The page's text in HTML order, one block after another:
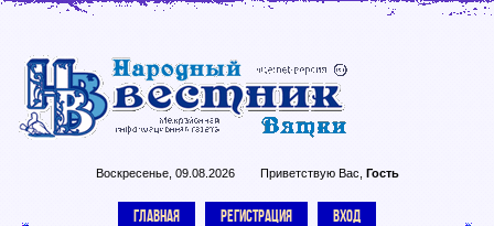
Воскресенье, 09.08.2026 Приветствую Вас Гость
ГЛАВНАЯ РЕГИСТРАЦИЯ ВХОД